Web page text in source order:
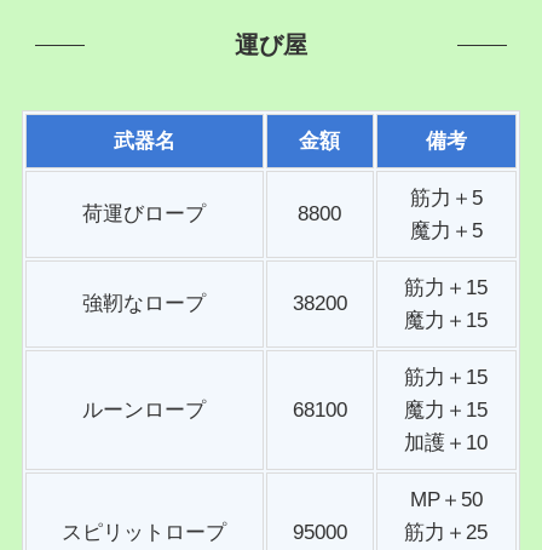
運び屋
武器名 金額 備考
荷運びロープ 8800
筋力＋5
魔力＋5
強靭なロープ 38200
筋力＋15
魔力＋15
ルーンロープ 68100
筋力＋15
魔力＋15
加護＋10
スピリットロープ 95000
MP＋50
筋力＋25